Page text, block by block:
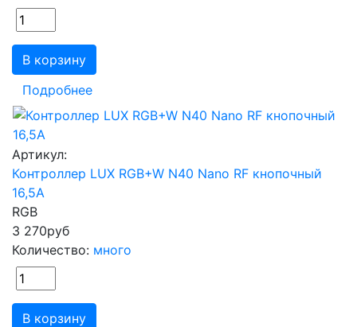
В корзину
Подробнее
Артикул:
Контроллер LUX RGB+W N40 Nano RF кнопочный
16,5А
RGB
3 270руб
Количество: много
В корзину